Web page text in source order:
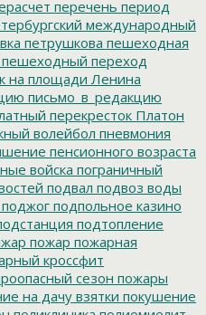
перечень период
международный
петрушкова пешеходная
пешеходный переход
на площади Ленина
письмо_в_редакцию
перекресток Платон
волейбол пневмония
пенсионного возраста
войска пограничный
подвал подвоз воды
поджог подпольное казино
подтопление
пожар пожарная
кроссфит
сезон пожары
на дачу взятки покушение